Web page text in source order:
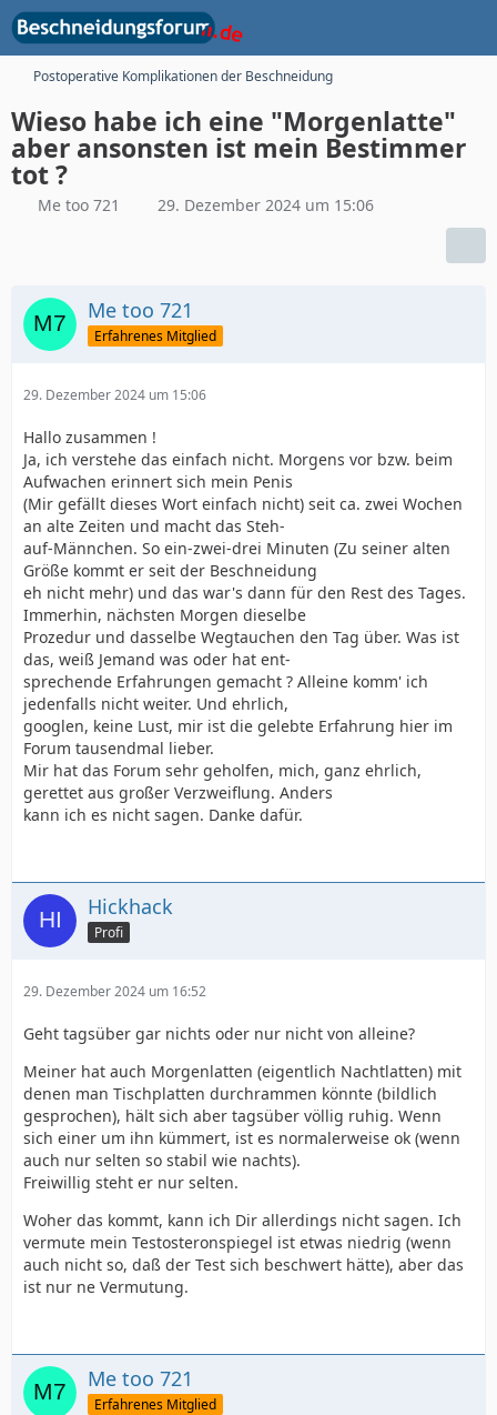
Postoperative Komplikationen der Beschneidung
Wieso habe ich eine "Morgenlatte"
aber ansonsten ist mein Bestimmer
tot ?
Me too 721 29. Dezember 2024 um 15:06
Me too 721
Erfahrenes Mitglied
29. Dezember 2024 um 15:06
Hallo zusammen !
Ja, ich verstehe das einfach nicht. Morgens vor bzw. beim
Aufwachen erinnert sich mein Penis
(Mir gefällt dieses Wort einfach nicht) seit ca. zwei Wochen
an alte Zeiten und macht das Steh-
auf-Männchen. So ein-zwei-drei Minuten (Zu seiner alten
Größe kommt er seit der Beschneidung
eh nicht mehr) und das war's dann für den Rest des Tages.
Immerhin, nächsten Morgen dieselbe
Prozedur und dasselbe Wegtauchen den Tag über. Was ist
das, weiß Jemand was oder hat ent-
sprechende Erfahrungen gemacht ? Alleine komm' ich
jedenfalls nicht weiter. Und ehrlich,
googlen, keine Lust, mir ist die gelebte Erfahrung hier im
Forum tausendmal lieber.
Mir hat das Forum sehr geholfen, mich, ganz ehrlich,
gerettet aus großer Verzweiflung. Anders
kann ich es nicht sagen. Danke dafür.
Hickhack
Profi
29. Dezember 2024 um 16:52
Geht tagsüber gar nichts oder nur nicht von alleine?
Meiner hat auch Morgenlatten (eigentlich Nachtlatten) mit
denen man Tischplatten durchrammen könnte (bildlich
gesprochen), hält sich aber tagsüber völlig ruhig. Wenn
sich einer um ihn kümmert, ist es normalerweise ok (wenn
auch nur selten so stabil wie nachts).
Freiwillig steht er nur selten.
Woher das kommt, kann ich Dir allerdings nicht sagen. Ich
vermute mein Testosteronspiegel ist etwas niedrig (wenn
auch nicht so, daß der Test sich beschwert hätte), aber das
ist nur ne Vermutung.
Me too 721
Erfahrenes Mitglied